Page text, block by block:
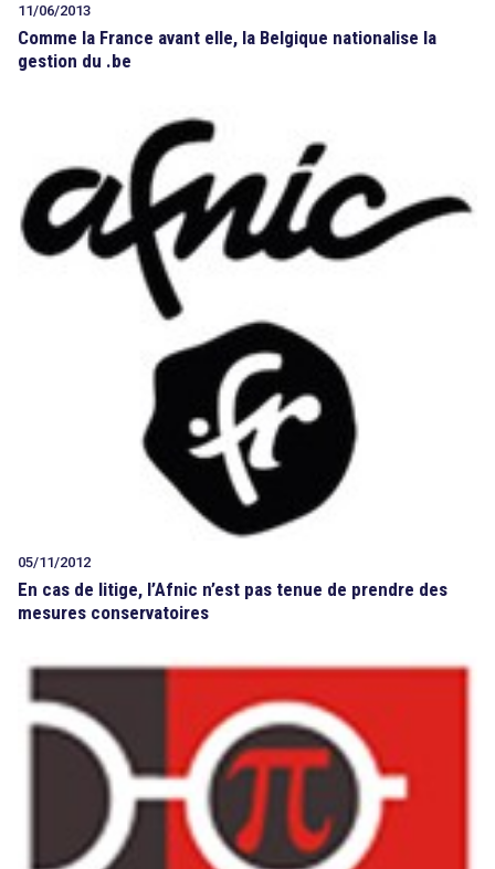
11/06/2013
Comme la France avant elle, la Belgique nationalise la
gestion du .be
05/11/2012
En cas de litige, l’Afnic n’est pas tenue de prendre des
mesures conservatoires